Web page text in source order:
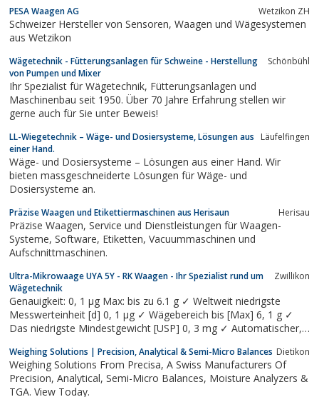
PESA Waagen AG Wetzikon ZH
Schweizer Hersteller von Sensoren, Waagen und Wägesystemen
aus Wetzikon
Wägetechnik - Fütterungsanlagen für Schweine - Herstellung
von Pumpen und Mixer
Schönbühl
Ihr Spezialist für Wägetechnik, Fütterungsanlagen und
Maschinenbau seit 1950. Über 70 Jahre Erfahrung stellen wir
gerne auch für Sie unter Beweis!
LL-Wiegetechnik – Wäge- und Dosiersysteme, Lösungen aus
einer Hand.
Läufelfingen
Wäge- und Dosiersysteme – Lösungen aus einer Hand. Wir
bieten massgeschneiderte Lösungen für Wäge- und
Dosiersysteme an.
Präzise Waagen und Etikettiermaschinen aus Herisaun Herisau
Präzise Waagen, Service und Dienstleistungen für Waagen-
Systeme, Software, Etiketten, Vacuummaschinen und
Aufschnittmaschinen.
Ultra-Mikrowaage UYA 5Y - RK Waagen - Ihr Spezialist rund um
Wägetechnik
Zwillikon
Genauigkeit: 0, 1 μg Max: bis zu 6.1 g ✓ Weltweit niedrigste
Messwerteinheit [d] 0, 1 μg ✓ Wägebereich bis [Max] 6, 1 g ✓
Das niedrigste Mindestgewicht [USP] 0, 3 mg ✓ Automatischer,
Vielfältige Anwendungsmöglichkeiten
Weighing Solutions | Precision, Analytical & Semi-Micro Balances Dietikon
Weighing Solutions From Precisa, A Swiss Manufacturers Of
Precision, Analytical, Semi-Micro Balances, Moisture Analyzers &
TGA. View Today.